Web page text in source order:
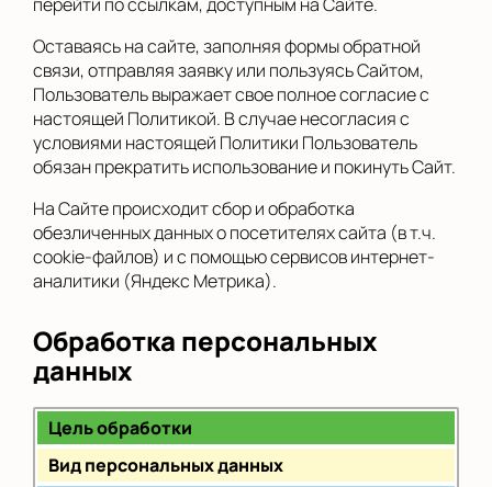
Оставаясь на сайте, заполняя формы обратной
связи, отправляя заявку или пользуясь Сайтом,
Пользователь выражает свое полное согласие с
настоящей Политикой. В случае несогласия с
условиями настоящей Политики Пользователь
обязан прекратить использование и покинуть Сайт.
На Сайте происходит сбор и обработка
обезличенных данных о посетителях сайта (в т.ч.
cookie-файлов) и с помощью сервисов интернет-
аналитики (Яндекс Метрика).
Обработка персональных
данных
Цель обработки
Вид персональных данных